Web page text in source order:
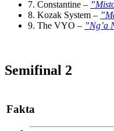
7. Constantine –
8. Kozak System –
9. The VYO – ”Ng’a
Semifinal 2
Fakta